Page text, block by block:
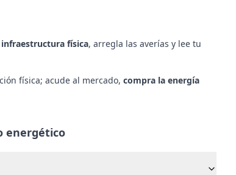
infraestructura física, arregla las averías y lee tu
física; acude al mercado, compra la energía
energético